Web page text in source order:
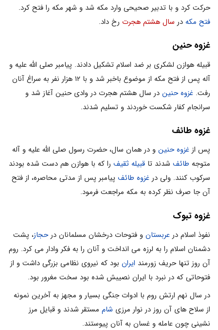
حرکت کرد و با تدبیر صحیحی وارد مکه شد و شهر مکه را فتح کرد.
فتح مکه در سال هشتم هجرت رخ داد.
غزوه حنین
قبیله هوازن لشکری بر ضد اسلام تشکیل دادند. پیامبر صلی الله علیه و
آله پس از فتح مکه از موضوع باخبر شد و با ۱۲ هزار نفر به سراغ آنان
رفت. غزوه حنین در سال هشتم هجرت در وادی حنین آغاز شد و
سرانجام کفار شکست خوردند و تسلیم شدند.
غزوه طائف
پس از غزوه حنین و در همان سال، حضرت رسول صلی الله علیه و آله
متوجه طائف شدند تا قبیله ثقیف را که با هوازن هم دست شده بودند
سرکوب کنند. ولی در غزوه طائف پیامبر پس از مدتی محاصره، از فتح
آن جا صرف نظر کرده به مکه مراجعت فرمود.
غزوه تبوک
نفوذ اسلام در عربستان و فتوحات درخشان مسلمانان درحجاز، پشت
دشمنان اسلام را به لرزه می انداخت و آنان را به فکر وادار می کرد. روم
آن روز تنها حریف زورمند ایران بود که نیروی نظامی بزرگی داشت و از
فتوحاتی که در نبرد با ایران نصیبش شده بود سخت مغرور بود.
در سال نهم ارتش روم با ادوات جنگی بسیار و مجهز به آخرین نمونه
از سلاح های آن روز در نوار مرزی شام مستقر شدند و قبایل مرز
نشینی چون عامله و غسان به آنان پیوستند.